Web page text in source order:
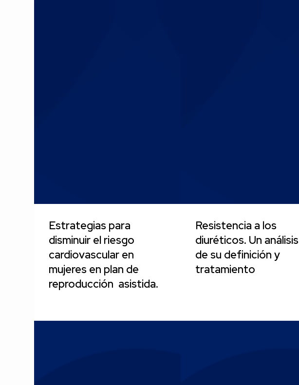
Estrategias para
disminuir el riesgo
cardiovascular en
mujeres en plan de
reproducción asistida.
Resistencia a los
diuréticos. Un análisis
de su definición y
tratamiento